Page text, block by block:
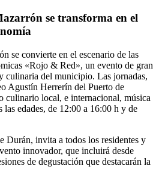
se transforma en el
se convierte en el escenario de las
«Rojo & Red», un evento de gran
culinaria del municipio. Las jornadas,
Agustín Herrerín del Puerto de
culinario local, e internacional, música
edades, de 12:00 a 16:00 h y de
Durán, invita a todos los residentes y
innovador, que incluirá desde
de degustación que destacarán la